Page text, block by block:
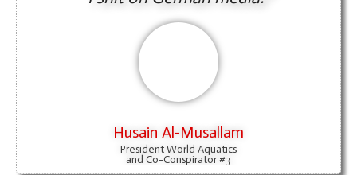
Husain Al-Musallam
President World Aquatics
and Co-Conspirator #3